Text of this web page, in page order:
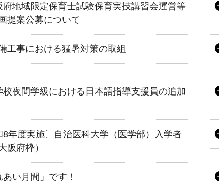
府地域限定保育士試験保育実技講習会運営等
提案公募について
工事における猛暑対策の取組
夜間学級における日本語指導支援員の追加
年度実施〕自治医科大学（医学部）入学者
阪府枠）
い月間」です！